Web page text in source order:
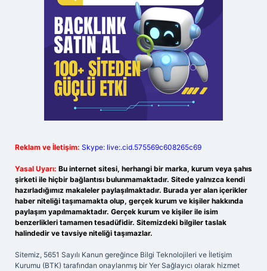
Reklam ve İletişim: Skype: live:.cid.575569c608265c69
Yasal Uyarı: Bu internet sitesi, herhangi bir marka, kurum veya şahıs
şirketi ile hiçbir bağlantısı bulunmamaktadır. Sitede yalnızca kendi
hazırladığımız makaleler paylaşılmaktadır. Burada yer alan içerikler
haber niteliği taşımamakta olup, gerçek kurum ve kişiler hakkında
paylaşım yapılmamaktadır. Gerçek kurum ve kişiler ile isim
benzerlikleri tamamen tesadüfidir. Sitemizdeki bilgiler taslak
halindedir ve tavsiye niteliği taşımazlar.
Sitemiz, 5651 Sayılı Kanun gereğince Bilgi Teknolojileri ve İletişim
Kurumu (BTK) tarafından onaylanmış bir Yer Sağlayıcı olarak hizmet